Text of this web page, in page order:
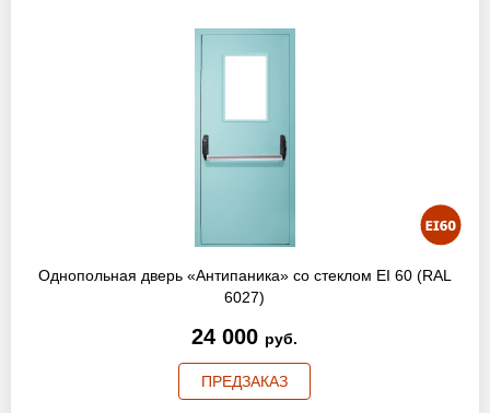
Однопольная дверь «Антипаника» со стеклом EI 60 (RAL
6027)
24 000 руб.
ПРЕДЗАКАЗ